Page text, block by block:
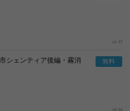
17
シェンティア後編・霧消
14